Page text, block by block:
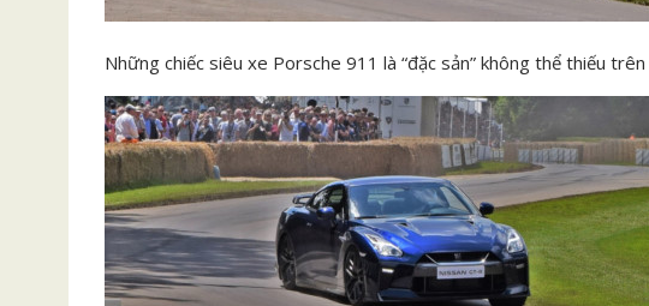
Những chiếc siêu xe Porsche 911 là “đặc sản” không thể thiếu